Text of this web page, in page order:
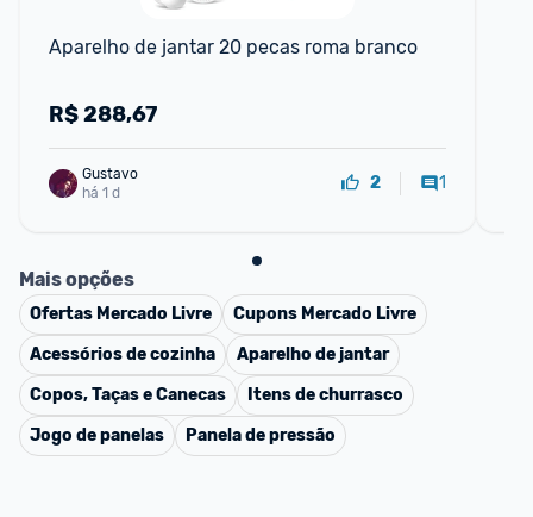
Aparelho de jantar 20 pecas roma branco
R$288,67
Gustavo
há 1 d
2 1
Mais opções
Ofertas Mercado Livre Cupons Mercado Livre
Acessórios de cozinha
Aparelho de jantar
Copos, Taças e Canecas
Itens de churrasco
Jogo de panelas
Panela de pressão